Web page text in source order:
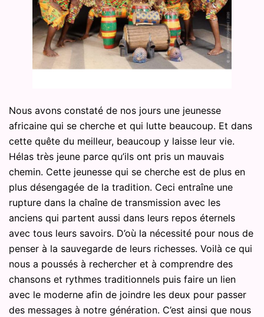
Nous avons constaté de nos jours une jeunesse
africaine qui se cherche et qui lutte beaucoup. Et dans
cette quête du meilleur, beaucoup y laisse leur vie.
Hélas très jeune parce qu’ils ont pris un mauvais
chemin. Cette jeunesse qui se cherche est de plus en
plus désengagée de la tradition. Ceci entraîne une
rupture dans la chaîne de transmission avec les
anciens qui partent aussi dans leurs repos éternels
avec tous leurs savoirs. D’où la nécessité pour nous de
penser à la sauvegarde de leurs richesses. Voilà ce qui
nous a poussés à rechercher et à comprendre des
chansons et rythmes traditionnels puis faire un lien
avec le moderne afin de joindre les deux pour passer
des messages à notre génération. C’est ainsi que nous